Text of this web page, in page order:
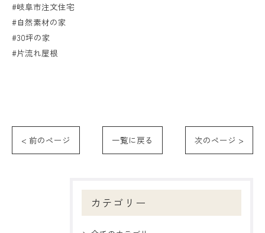
#岐阜市注文住宅
#自然素材の家
#30坪の家
#片流れ屋根
< 前のページ 一覧に戻る 次のページ >
カテゴリー